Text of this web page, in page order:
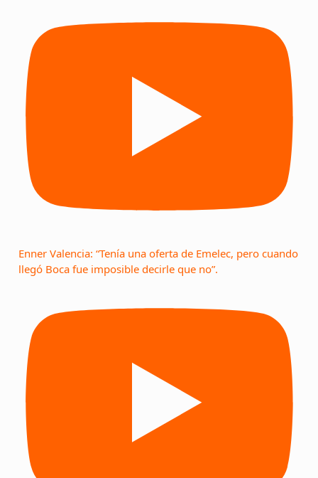
Enner Valencia: “Tenía una oferta de Emelec, pero cuando
llegó Boca fue imposible decirle que no”.